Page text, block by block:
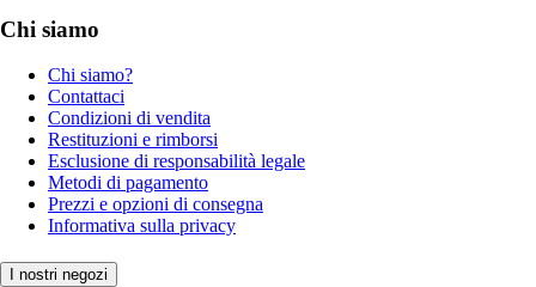
Chi siamo
Chi siamo?
Contattaci
Condizioni di vendita
Restituzioni e rimborsi
Esclusione di responsabilità legale
Metodi di pagamento
Prezzi e opzioni di consegna
Informativa sulla privacy
I nostri negozi